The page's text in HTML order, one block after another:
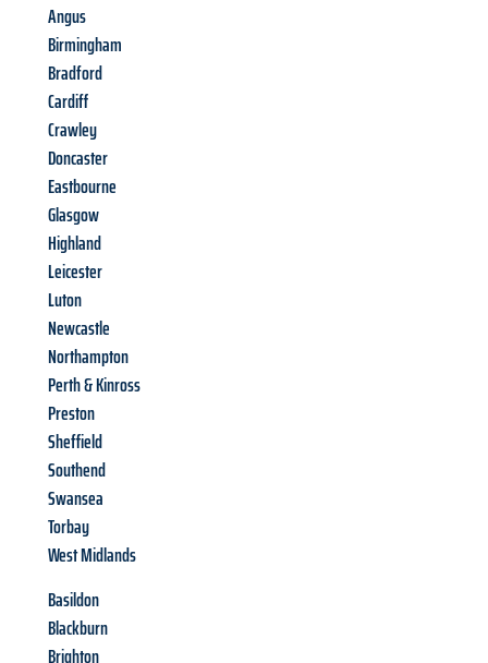
Angus
Birmingham
Bradford
Cardiff
Crawley
Doncaster
Eastbourne
Glasgow
Highland
Leicester
Luton
Newcastle
Northampton
Perth & Kinross
Preston
Sheffield
Southend
Swansea
Torbay
West Midlands
Basildon
Blackburn
Brighton